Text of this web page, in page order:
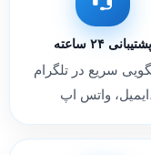
پشتیبانی ۲۴ ساعته
سریع در تلگرام
واتس اپ